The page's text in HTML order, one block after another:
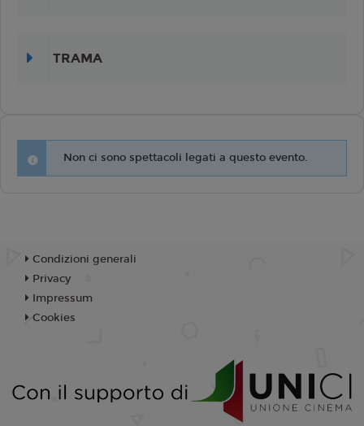
TRAMA
Non ci sono spettacoli legati a questo evento.
Condizioni generali
Privacy
Impressum
Cookies